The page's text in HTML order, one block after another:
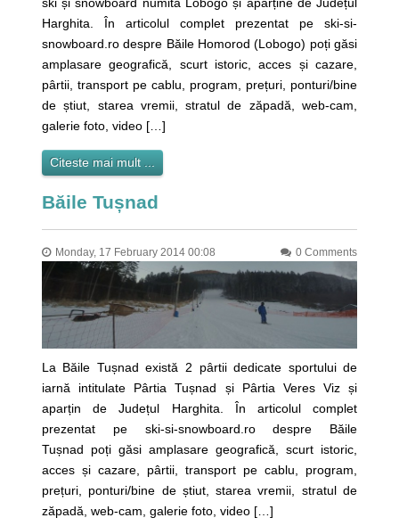
Harghita. În articolul complet prezentat pe ski-si-
snowboard.ro despre Băile Homorod (Lobogo) poți găsi
amplasare geografică, scurt istoric, acces și cazare,
pârtii, transport pe cablu, program, prețuri, ponturi/bine
de știut, starea vremii, stratul de zăpadă, web-cam,
galerie foto, video […]
Citeste mai mult ...
Băile Tușnad
Monday, 17 February 2014 00:08 0 Comments
La Băile Tușnad există 2 pârtii dedicate sportului de
iarnă intitulate Pârtia Tușnad și Pârtia Veres Viz și
aparțin de Județul Harghita. În articolul complet
prezentat pe ski-si-snowboard.ro despre Băile
Tușnad poți găsi amplasare geografică, scurt istoric,
acces și cazare, pârtii, transport pe cablu, program,
prețuri, ponturi/bine de știut, starea vremii, stratul de
zăpadă, web-cam, galerie foto, video […]